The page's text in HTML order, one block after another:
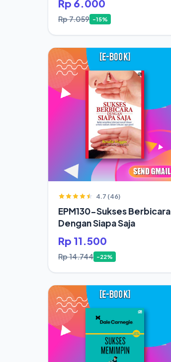
Rp 6.000
Rp 7.059 -15%
4.7 (46)
EPM130-Sukses Berbicara
Dengan Siapa Saja
Rp 11.500
Rp 14.744 -22%